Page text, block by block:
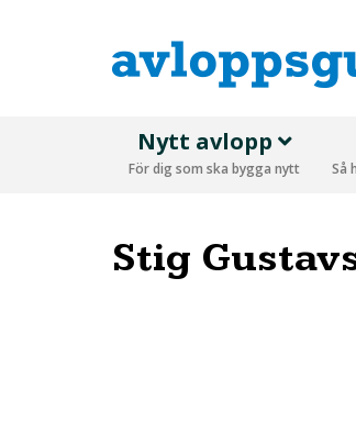
Nytt avlopp
För dig som ska bygga nytt Så
Stig